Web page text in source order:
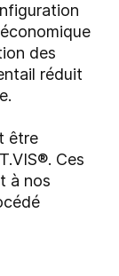
des
réduit
être
Ces
à nos